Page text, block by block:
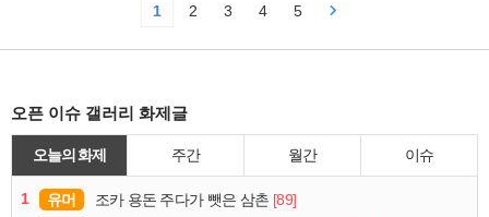
1 2 3 4 5
오픈 이슈 갤러리 화제글
오늘의 화제 주간 월간 이슈
1 유머 조카 용돈 주다가 뺏은 삼촌 [89]